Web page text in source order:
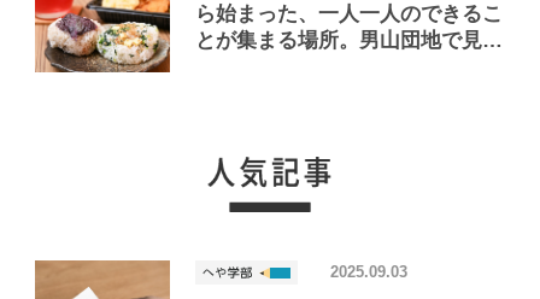
ら始まった、一人一人のできるこ
とが集まる場所。男山団地で見つ
2025.09.03